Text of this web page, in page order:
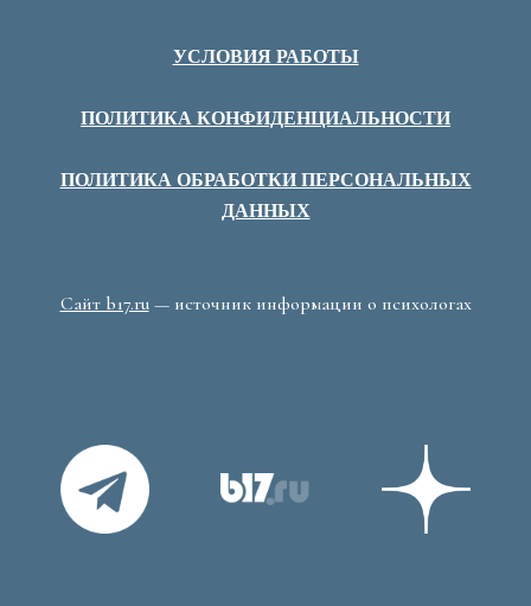
УСЛОВИЯ РАБОТЫ
ПОЛИТИКА КОНФИДЕНЦИАЛЬНОСТИ
ПОЛИТИКА ОБРАБОТКИ ПЕРСОНАЛЬНЫХ
ДАННЫХ
Сайт b17.ru— источник информации о психологах